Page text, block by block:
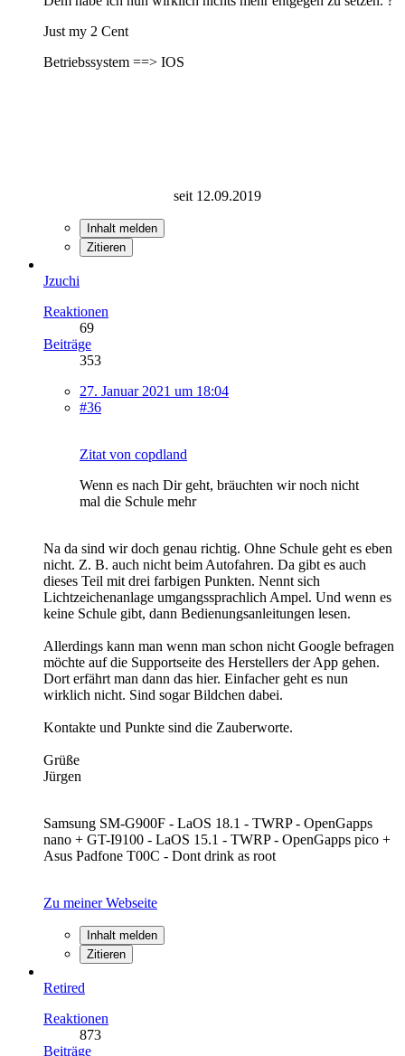
Just my 2 Cent
Betriebssystem ==> IOS
seit 12.09.2019
Inhalt melden
Zitieren
Jzuchi
Reaktionen
69
Beiträge
353
27. Januar 2021 um 18:04
#36
Zitat von copdland
Wenn es nach Dir geht, bräuchten wir noch nicht
mal die Schule mehr
Na da sind wir doch genau richtig. Ohne Schule geht es eben
nicht. Z. B. auch nicht beim Autofahren. Da gibt es auch
dieses Teil mit drei farbigen Punkten. Nennt sich
Lichtzeichenanlage umgangssprachlich Ampel. Und wenn es
keine Schule gibt, dann Bedienungsanleitungen lesen.
Allerdings kann man wenn man schon nicht Google befragen
möchte auf die Supportseite des Herstellers der App gehen.
Dort erfährt man dann das hier. Einfacher geht es nun
wirklich nicht. Sind sogar Bildchen dabei.
Kontakte und Punkte sind die Zauberworte.
Grüße
Jürgen
Samsung SM-G900F - LaOS 18.1 - TWRP - OpenGapps
nano + GT-I9100 - LaOS 15.1 - TWRP - OpenGapps pico +
Asus Padfone T00C - Dont drink as root
Zu meiner Webseite
Inhalt melden
Zitieren
Retired
Reaktionen
873
Beiträge